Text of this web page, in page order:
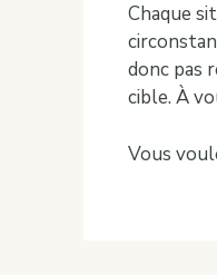
Chaque
donc pas
cible. À
Vous